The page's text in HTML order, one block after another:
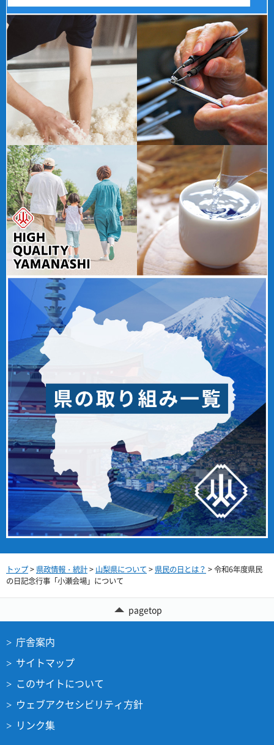
トップ> 県政情報・統計> 山梨県について > 県民の日とは？ > 令和6年度県民
の日記念行事「小瀬会場」について
pagetop
庁舎案内
サイトマップ
このサイトについて
ウェブアクセシビリティ方針
リンク集